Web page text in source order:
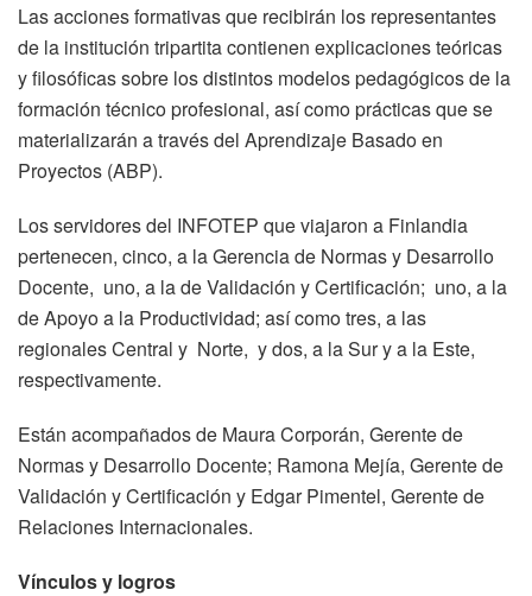
Las acciones formativas que recibirán los representantes
de la institución tripartita contienen explicaciones teóricas
y filosóficas sobre los distintos modelos pedagógicos de la
formación técnico profesional, así como prácticas que se
materializarán a través del Aprendizaje Basado en
Proyectos (ABP).
Los servidores del INFOTEP que viajaron a Finlandia
pertenecen, cinco, a la Gerencia de Normas y Desarrollo
Docente, uno, a la de Validación y Certificación; uno, a la
de Apoyo a la Productividad; así como tres, a las
regionales Central y Norte, y dos, a la Sur y a la Este,
respectivamente.
Están acompañados de Maura Corporán, Gerente de
Normas y Desarrollo Docente; Ramona Mejía, Gerente de
Validación y Certificación y Edgar Pimentel, Gerente de
Relaciones Internacionales.
Vínculos y logros